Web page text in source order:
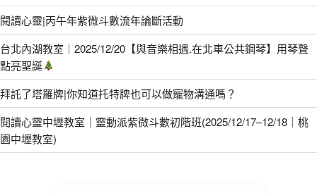
閱讀心靈|丙午年紫微斗數流年論斷活動
台北內湖教室｜2025/12/20【與音樂相遇.在北車公共鋼琴】用琴聲
點亮聖誕
拜託了塔羅牌|你知道托特牌也可以做寵物溝通嗎？
閱讀心靈中壢教室｜靈動派紫微斗數初階班(2025/12/17–12/18｜桃
園中壢教室)